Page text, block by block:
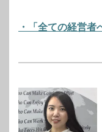
・「全ての経営